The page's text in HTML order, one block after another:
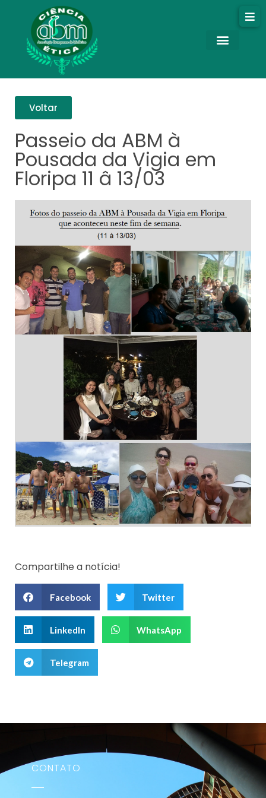
Voltar
Passeio da ABM à
Pousada da Vigia em
Floripa 11 â 13/03
Compartilhe a notícia!
Facebook Twitter
LinkedIn WhatsApp
Telegram
CONTATO